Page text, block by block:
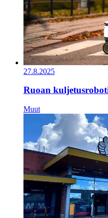
27.8.2025
Ruoan
Muut